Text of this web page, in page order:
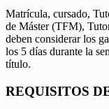
Matrícula, cursado,
de Máster (TFM),
deben considerar los
los 5 días durante la
título.
REQUISITOS